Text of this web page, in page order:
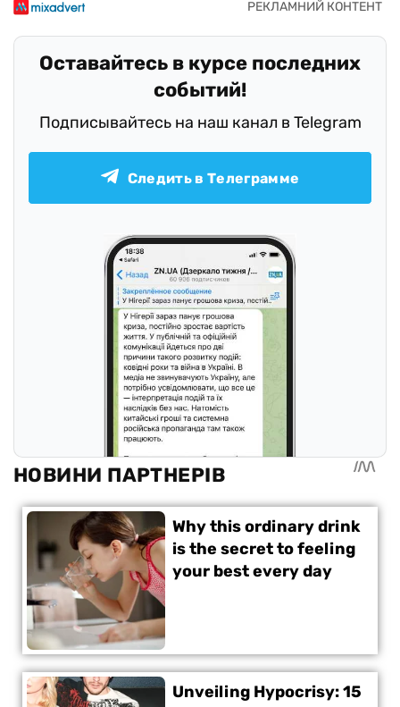
Оставайтесь в курсе последних
событий!
Подписывайтесь на наш канал в Telegram
Следить в Телеграмме